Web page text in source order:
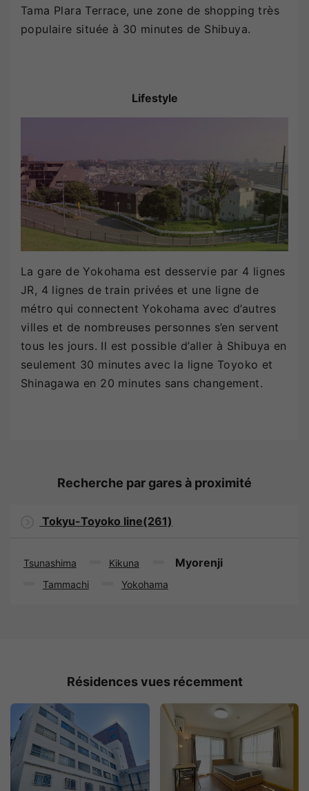
Tama Plara Terrace, une zone de shopping très
populaire située à 30 minutes de Shibuya.
Lifestyle
La gare de Yokohama est desservie par 4 lignes
JR, 4 lignes de train privées et une ligne de
métro qui connectent Yokohama avec d’autres
villes et de nombreuses personnes s’en servent
tous les jours. Il est possible d’aller à Shibuya en
seulement 30 minutes avec la ligne Toyoko et
Shinagawa en 20 minutes sans changement.
Recherche par gares à proximité
Tokyu-Toyoko line(261)
Tsunashima Kikuna Myorenji
Tammachi Yokohama
Résidences vues récemment